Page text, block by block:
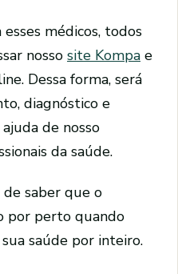
médicos, todos
nosso site Kompa e
Dessa forma, será
diagnóstico e
de nosso
da saúde.
de saber que o
por perto quando
saúde por inteiro.